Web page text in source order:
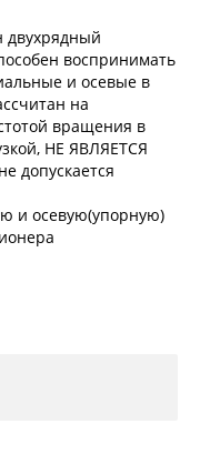
двухрядный
воспринимать
и осевые в
на
вращения в
НЕ ЯВЛЯЕТСЯ
допускается
и осевую(упорную)